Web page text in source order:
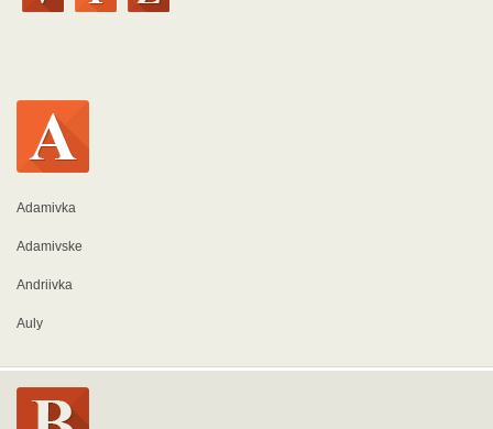
Adamivka
Adamivske
Andriivka
Auly